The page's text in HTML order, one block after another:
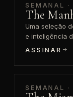
SEMANAL
The
Uma seleção
e inteligência
ASSINAR
SEMANAL